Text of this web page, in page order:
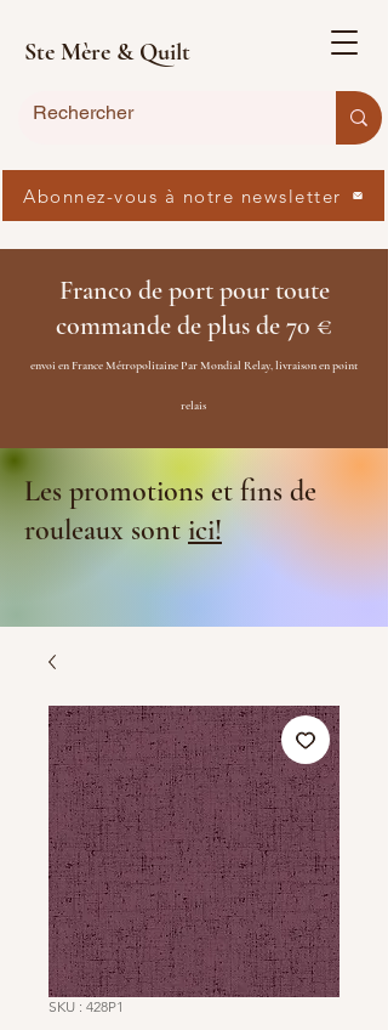
Ste Mère & Quilt
Franco de port pour toute
commande de plus de 70 €
envoi en France Métropolitaine Par Mondial Relay, livraison en point
relais
Les promotions et fins de
rouleaux sontici!
Abonnez-vous à notre newsletter
SKU : 428P1